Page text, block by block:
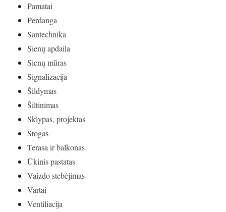
Pamatai
Perdanga
Santechnika
Sienų apdaila
Sienų mūras
Signalizacija
Šildymas
Šiltinimas
Sklypas, projektas
Stogas
Terasa ir balkonas
Ūkinis pastatas
Vaizdo stebėjimas
Vartai
Ventiliacija